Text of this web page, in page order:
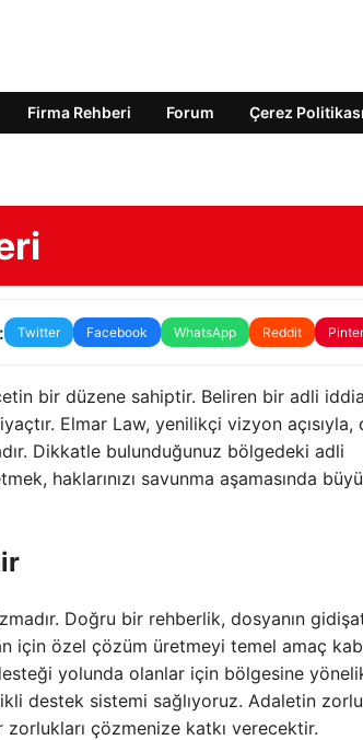
Firma Rehberi Forum Çerez Politikası
Twitter Facebook WhatsApp Reddit
bir düzene sahiptir. Beliren bir adli iddia
Elmar Law, yenilikçi vizyon açısıyla,
Dikkatle bulunduğunuz bölgedeki adli
haklarınızı savunma aşamasında
Doğru bir rehberlik, dosyanın
için özel çözüm üretmeyi temel amaç
yolunda olanlar için bölgesine
destek sistemi sağlıyoruz. Adaletin zorlu
zorlukları çözmenize katkı verecektir.